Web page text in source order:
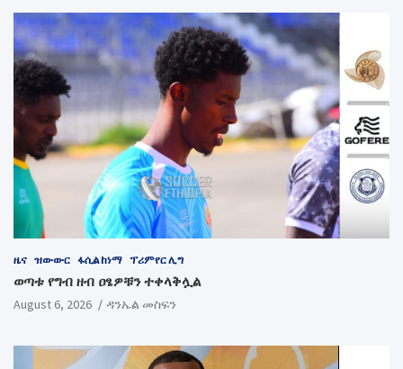
ዜና ዝውውር ፋሲል ከነማ ፕሪምየር ሊግ
ወጣቱ የግብ ዘብ ዐፄዎቹን ተቀላቅሏል
August 6, 2026 ዳንኤል መስፍን